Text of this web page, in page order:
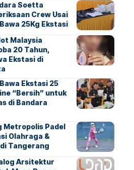
Soetta
Crew Usai
25Kg Ekstasi
Malaysia
20 Tahun,
Ekstasi di
Ekstasi 25
“Bersih” untuk
di Bandara
Metropolis Padel
Olahraga &
Tangerang
Arsitektur